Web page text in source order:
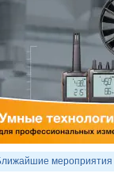
с
5
21-й
«ЦОД-
отеле
посетит
5
мероприятия